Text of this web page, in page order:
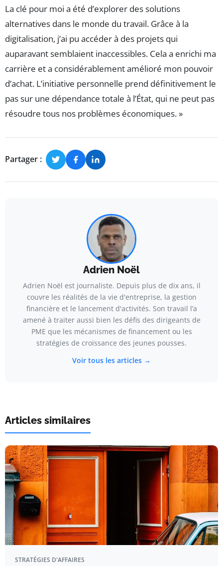
La clé pour moi a été d’explorer des solutions
alternatives dans le monde du travail. Grâce à la
digitalisation, j’ai pu accéder à des projets qui
auparavant semblaient inaccessibles. Cela a enrichi ma
carrière et a considérablement amélioré mon pouvoir
d’achat. L’initiative personnelle prend définitivement le
pas sur une dépendance totale à l’État, qui ne peut pas
résoudre tous nos problèmes économiques. »
Partager :
Adrien Noël
Adrien Noël est journaliste. Depuis plus de dix ans, il
couvre les réalités de la vie d'entreprise, la gestion
financière et le lancement d'activités. Son travail l’a
amené à traiter aussi bien les défis des dirigeants de
PME que les mécanismes de financement ou les
stratégies de croissance des jeunes pousses.
Voir tous les articles →
Articles similaires
STRATÉGIES D'AFFAIRES